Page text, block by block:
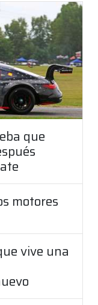
que
motores
vive una